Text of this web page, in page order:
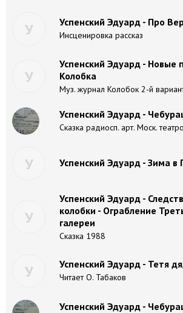
У Успенский Эдуард - Про
Инсценировка рассказ
У
Успенский Эдуард - Новые
Колобка
Муз. журнал Колобок 2-й
Успенский Эдуард -
Сказка радиосп. арт. Моск.
У Успенский Эдуард - Зима в
У
Успенский Эдуард -
колобки - Ограбление
галереи
Сказка 1988
У Успенский Эдуард - Тетя
Читает О. Табаков
Успенский Эдуард -